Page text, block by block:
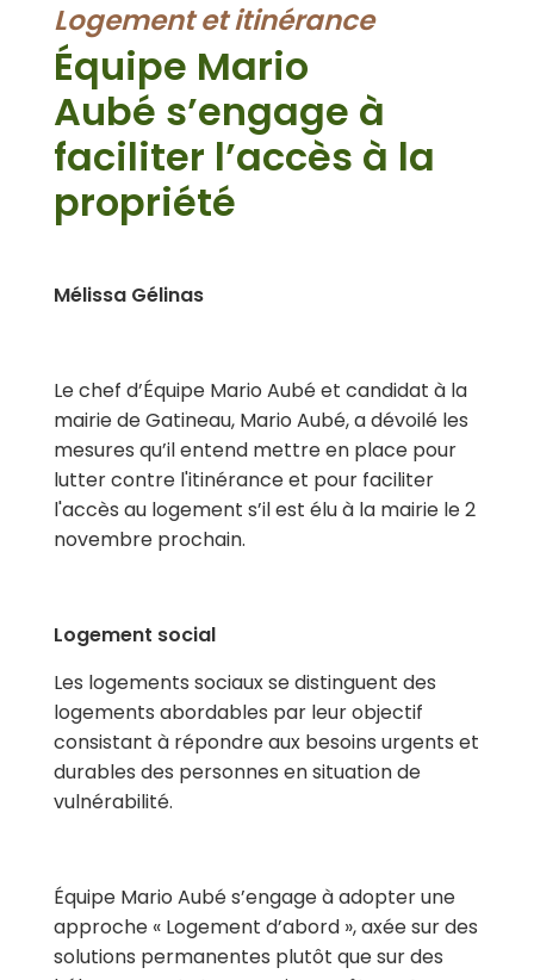
Logement et itinérance
Équipe Mario
Aubé s’engage à
faciliter l’accès à la
propriété
Mélissa Gélinas
Le chef d’Équipe Mario Aubé et candidat à la
mairie de Gatineau, Mario Aubé, a dévoilé les
mesures qu’il entend mettre en place pour
lutter contre l'itinérance et pour faciliter
l'accès au logement s’il est élu à la mairie le 2
novembre prochain.
Logement social
Les logements sociaux se distinguent des
logements abordables par leur objectif
consistant à répondre aux besoins urgents et
durables des personnes en situation de
vulnérabilité.
Équipe Mario Aubé s’engage à adopter une
approche « Logement d’abord »,axée sur des
solutions permanentes plutôt que sur des